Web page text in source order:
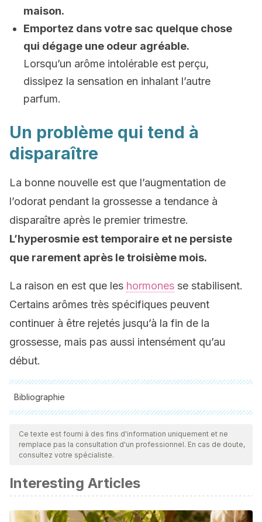
maison.
Emportez dans votre sac quelque chose
qui dégage une odeur agréable.
Lorsqu’un arôme intolérable est perçu,
dissipez la sensation en inhalant l’autre
parfum.
Un problème qui tend à
disparaître
La bonne nouvelle est que l’augmentation de
l’odorat pendant la grossesse a tendance à
disparaître après le premier trimestre.
L’hyperosmie est temporaire et ne persiste
que rarement après le troisième mois.
La raison en est que les hormones se stabilisent.
Certains arômes très spécifiques peuvent
continuer à être rejetés jusqu’à la fin de la
grossesse, mais pas aussi intensément qu’au
début.
Bibliographie
Toutes les sources citées ont été examinées en profondeur
par notre équipe pour garantir leur qualité, leur fiabilité, leur
actualité et leur validité. La bibliographie de cet article a été
ou scientifique
Nordin S, Broman DA, Olofsson JK, Wulff M. A longitudinal
descriptive study of self-reported abnormal smell and taste
Ce texte est fourni à des fins d'information uniquement et ne
remplace pas la consultation d'un professionnel. En cas de doute,
consultez votre spécialiste.
Interesting Articles